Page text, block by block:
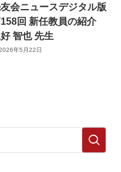
会ニュースデジタル版
回 新任教員の紹介
智也 先生
年5月22日